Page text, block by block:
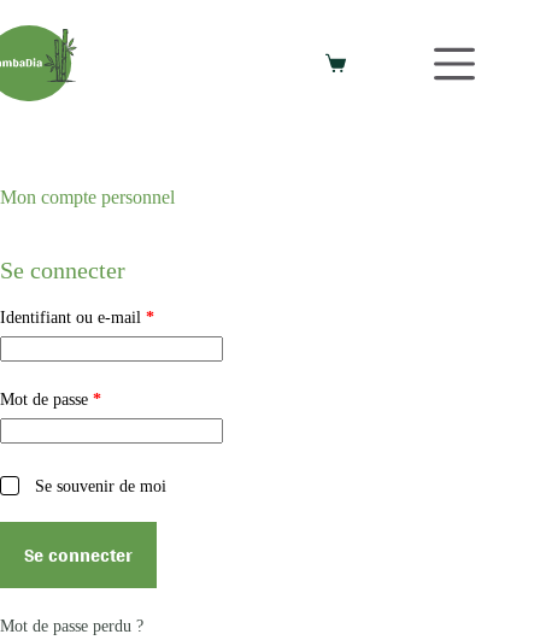
Mon compte personnel
Se connecter
Identifiant ou e-mail *
Mot de passe *
Se souvenir de moi
Se connecter
Mot de passe perdu ?